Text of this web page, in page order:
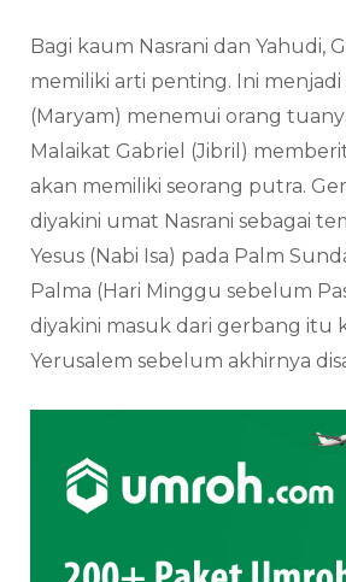
Bagi kaum Nasrani dan Yahudi,
memiliki arti penting. Ini
(Maryam) menemui orang
Malaikat Gabriel (Jibril)
akan memiliki seorang putra.
diyakini umat Nasrani sebagai
Yesus (Nabi Isa) pada Palm
Palma (Hari Minggu sebelum
diyakini masuk dari gerbang itu
Yerusalem sebelum akhirnya